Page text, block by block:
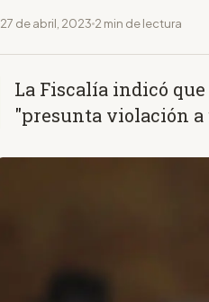
27 de abril, 2023 2 min de lectura
La Fiscalía indicó
"presunta violación a